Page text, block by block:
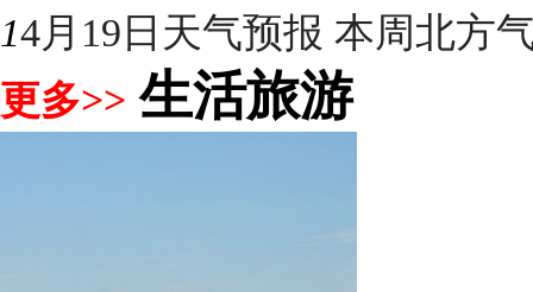
14月19日天气预报 本周北方
更多>> 生活旅游